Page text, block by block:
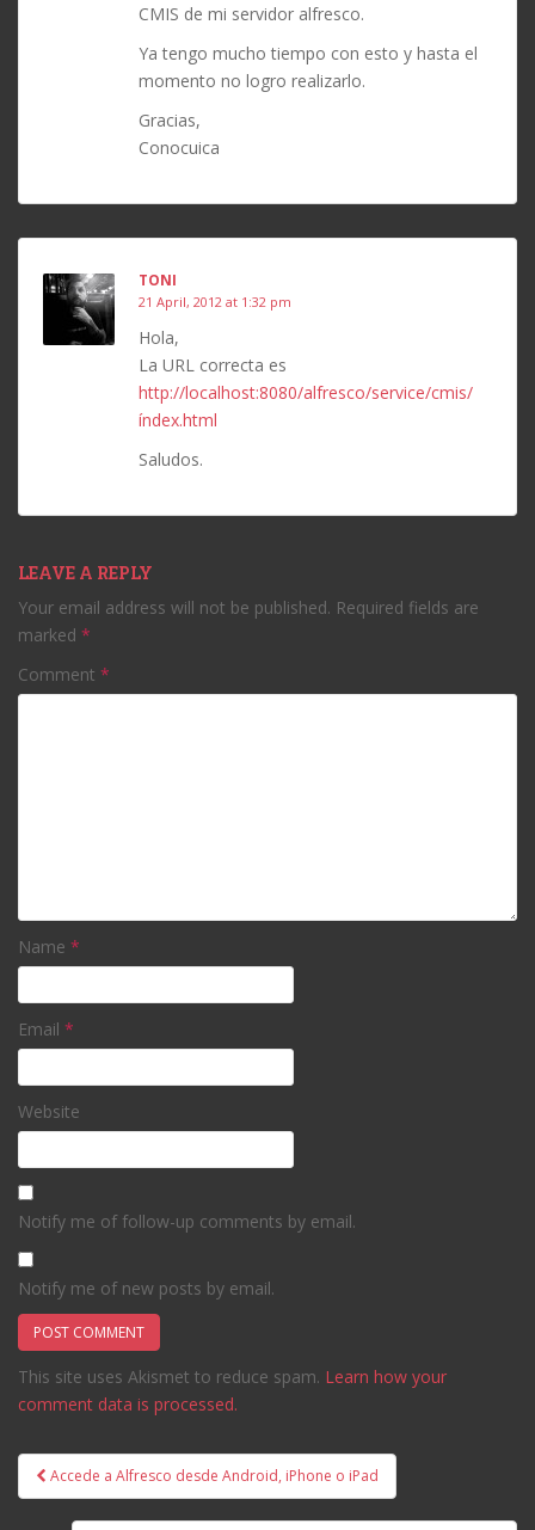
CMIS de mi servidor alfresco.
Ya tengo mucho tiempo con esto y hasta el
momento no logro realizarlo.
Gracias,
Conocuica
TONI
21 April, 2012 at 1:32 pm
Hola,
La URL correcta es
http://localhost:8080/alfresco/service/cmis/
índex.html
Saludos.
LEAVE A REPLY
Your email address will not be published. Required fields are
marked *
Comment *
Name *
Email *
Website
Notify me of follow-up comments by email.
Notify me of new posts by email.
This site uses Akismet to reduce spam. Learn how your
comment data is processed.
Post
navigation
Accede a Alfresco desde Android, iPhone o iPad